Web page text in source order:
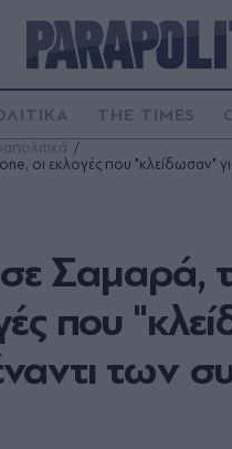
THE TIMES
οι εκλογές που "κλείδωσαν"
Σαμαρά,
που
των